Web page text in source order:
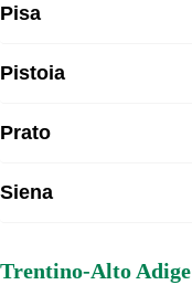
Pisa
Pistoia
Prato
Siena
Trentino-Alto Adige